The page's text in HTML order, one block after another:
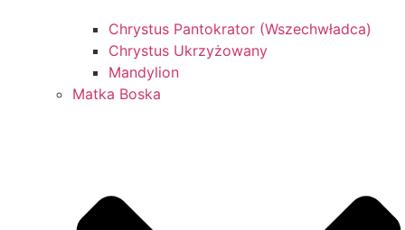
Chrystus Pantokrator (Wszechwładca)
Chrystus Ukrzyżowany
Mandylion
Matka Boska